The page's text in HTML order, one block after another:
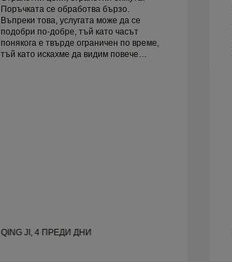
Поръчката се обработва бързо.
Въпреки това, услугата може да се
подобри по-добре, тъй като часът
понякога е твърде ограничен по време,
тъй като искахме да видим повече
QING JI, 4 ПРЕДИ ДНИ